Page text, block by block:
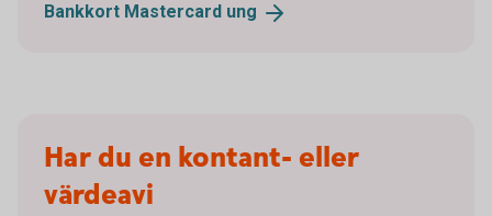
Bankkort Mastercard ung
Har du en kontant- eller
värdeavi